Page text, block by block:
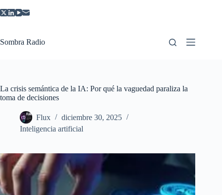
al
Sombra Radio
La crisis semántica de la IA: Por qué la vaguedad paraliza la
toma de decisiones
Flux
diciembre 30, 2025
Inteligencia artificial